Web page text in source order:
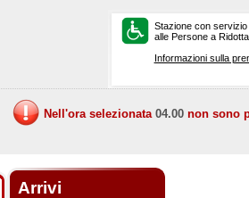
Stazione con
alle Persone a
Informazioni sulla
Nell'ora selezionata 04.00 non sono
Arrivi